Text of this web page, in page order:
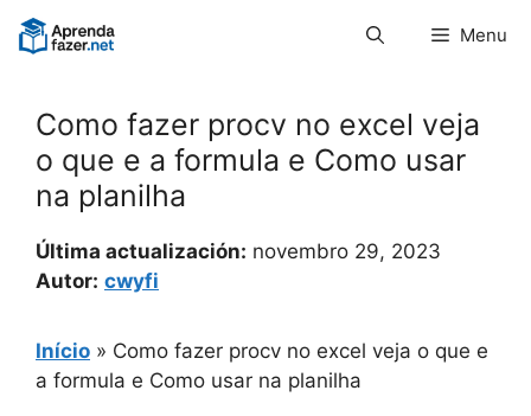
Pular
para
Menu
Como fazer procv no excel veja
o que e a formula e Como usar
na planilha
Última actualización: novembro 29, 2023
Autor: cwyfi
Início » Como fazer procv no excel veja o que e
a formula e Como usar na planilha